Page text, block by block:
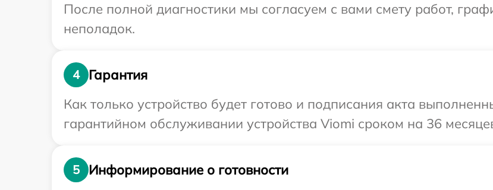
После полной диагностики мы согласуем с вами смету работ,
неполадок.
4
Гарантия
Как только устройство будет готово и подписания акта
гарантийном обслуживании устройства Viomi сроком на 36
5
Информирование о готовности